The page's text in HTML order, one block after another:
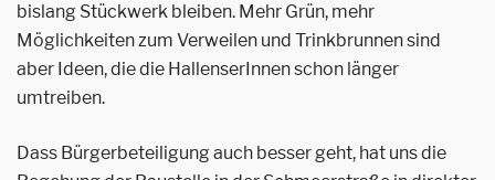
bislang Stückwerk bleiben. Mehr Grün, mehr
Möglichkeiten zum Verweilen und Trinkbrunnen sind
aber Ideen, die die HallenserInnen schon länger
umtreiben.
Dass Bürgerbeteiligung auch besser geht, hat uns die